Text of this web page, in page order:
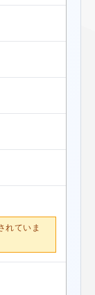
れていま